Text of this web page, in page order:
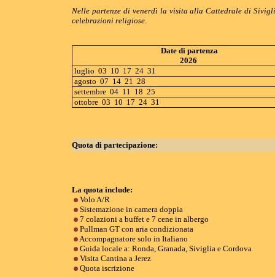
Nelle partenze di venerdì la visita alla Cattedrale di
celebrazioni religiose.
Date di partenza
2026
luglio 03 10 17 24 31
agosto 07 14 21 28
settembre 04 11 18 25
ottobre 03 10 17 24 31
Quota di partecipazione:
La quota include:
Volo A/R
Sistemazione in camera doppia
7 colazioni a buffet e 7 cene in albergo
Pullman GT con aria condizionata
Accompagnatore solo in Italiano
Guida locale a: Ronda, Granada, Siviglia e Cordova
Visita Cantina a Jerez
Quota iscrizione